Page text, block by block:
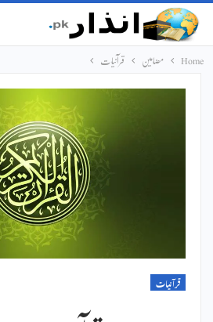
Home مضامین قرآنیات
قرآنیات